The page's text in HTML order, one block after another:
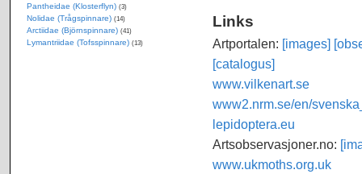
Links
Artportalen: [images]
[catalogus]
www.vilkenart.se
www2.nrm.se/en/
lepidoptera.eu
Artsobservasjoner.no:
www.ukmoths.org.uk
Pantheidae (Klosterflyn) (3)
Nolidae (Trågspinnare) (14)
Arctiidae (Björnspinnare) (41)
Lymantriidae (Tofsspinnare) (13)